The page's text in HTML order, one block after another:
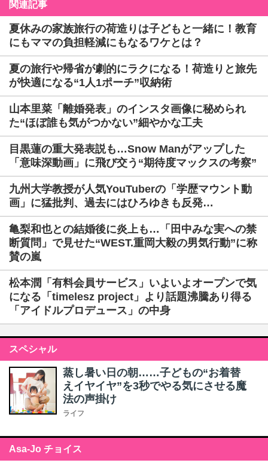
関連記事
夏休みの家族旅行の荷造りは子どもと一緒に！教育
にもママの負担軽減にもなるワケとは？
夏の旅行や帰省が劇的にラクになる！荷造りと旅先
が快適になる“1人1ポーチ”収納術
山本里菜「離婚発表」のインスタ画像に秘められ
た“ほぼ誰も気がつかない”細やかな工夫
目黒蓮の重大発表説も…Snow Manがアップした
「意味深動画」に飛び交う“期待度マックスの考察”
九州大学教授が人気YouTuberの「学歴マウント動
画」に猛批判、過去にはひろゆきも反発…
亀梨和也との結婚後に炎上も…「田中みな実への禁
断質問」で見せた“WEST.重岡大毅の男気行動”に称
賛の嵐
松本潤「有料会員サービス」いよいよオープンで気
になる「timelesz project」より話題沸騰あり得る
「アイドルプロデュース」の中身
スペシャル
蒸し暑い日の朝……子どもの“お着替
えイヤイヤ”を3秒でやる気にさせる魔
法の声掛け
ライフ
Asa-Jo チョイス